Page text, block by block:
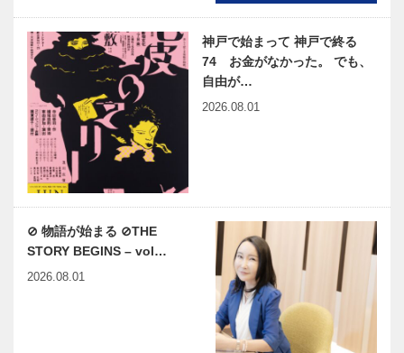
神戸で始まって 神戸で終る
74 お金がなかった。 でも、
自由が…
2026.08.01
⊘ 物語が始まる ⊘THE
STORY BEGINS – vol…
2026.08.01